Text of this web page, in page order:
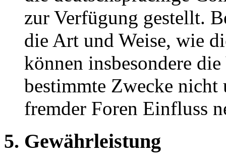
zur Verfügung gestellt.
die Art und Weise, wie
können insbesondere
bestimmte Zwecke nicht
fremder Foren Einfluss
5. Gewährleistung